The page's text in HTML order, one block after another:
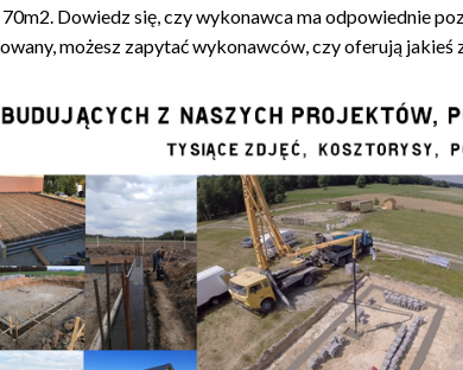
zł4,999.00
Dowiedz się, czy wykonawca ma odpowiednie
możesz zapytać wykonawców, czy oferują jakieś